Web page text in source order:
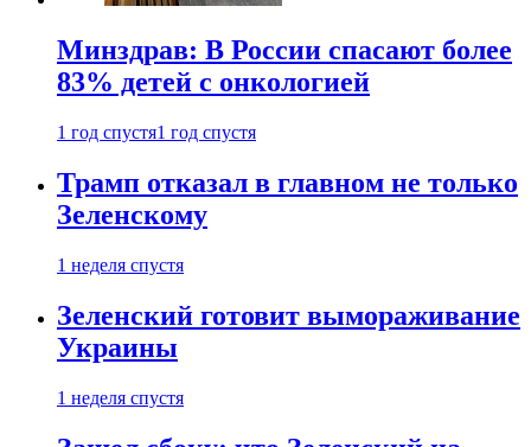
Минздрав: В России спасают более
83% детей с онкологией
1 год спустя1 год спустя
Трамп отказал в главном не только
Зеленскому
1 неделя спустя
Зеленский готовит вымораживание
Украины
1 неделя спустя